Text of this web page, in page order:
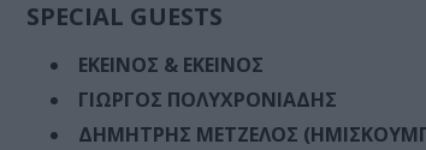
SPECIAL GUESTS
ΕΚΕΙΝΟΣ & ΕΚΕΙΝΟΣ
ΓΙΩΡΓΟΣ ΠΟΛΥΧΡΟΝΙΑΔΗΣ
ΔΗΜΗΤΡΗΣ ΜΕΤΖΕΛΟΣ